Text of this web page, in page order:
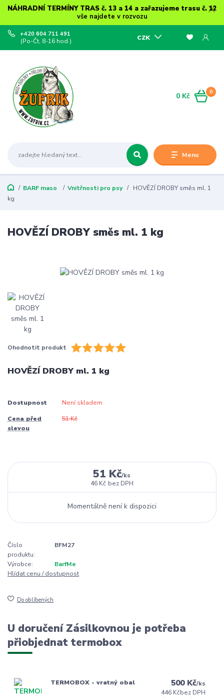
NÁHRADNÍ TERMÍNY TRAS č. 13 a 14 a zařazujeme trasu č. 12
vše najdete v rozvozu
Menu
CZK
+420 604 711 491
(Po-Čt, 8-16 hod.)
0
0 Kč
BARF maso Vnitřnosti pro psy
HOVĚZÍ DROBY směs ml. 1
kg
HOVĚZÍ DROBY směs ml. 1 kg
Ohodnotit produkt
HOVĚZÍ DROBY ml. 1 kg
Dostupnost Není skladem
Cena před
slevou
51 Kč
51 Kč/ks
46 Kč bez DPH
Momentálně není k dispozici
Číslo
produktu:
BFM27
Výrobce:
BarfMe
Hlídat cenu / dostupnost
Do oblíbených
U doručení Zásilkovnou je potřeba
přiobjednat termobox
TERMOBOX - vratný obal 500 Kč/ks
446 Kčbez DPH